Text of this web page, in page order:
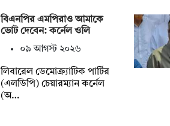
বিএনপির এমপিরাও আমাকে
ভোট দেবেন: কর্নেল ওলি
০৯ আগস্ট ২০২৬
লিবারেল ডেমোক্র্যাটিক পার্টির
(এলডিপি) চেয়ারম্যান কর্নেল
(অ…